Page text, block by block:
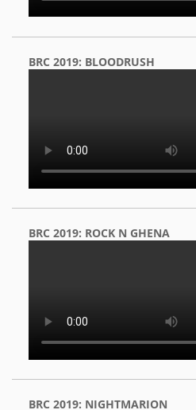
BRC 2019: BLOODRUSH
BRC 2019: ROCK N GHENA
BRC 2019: NIGHTMARION